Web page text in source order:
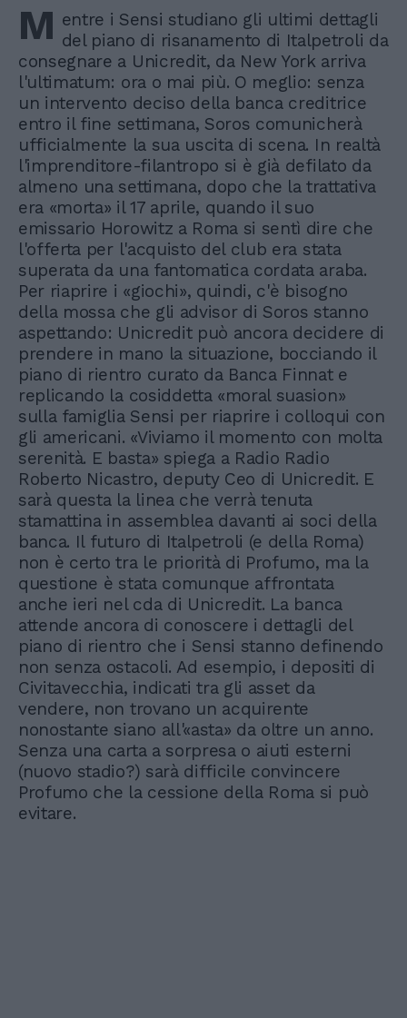
M entre i Sensi studiano gli ultimi dettagli
del piano di risanamento di Italpetroli da
consegnare a Unicredit, da New York arriva
l'ultimatum: ora o mai più. O meglio: senza
un intervento deciso della banca creditrice
entro il fine settimana, Soros comunicherà
ufficialmente la sua uscita di scena. In realtà
l'imprenditore-filantropo si è già defilato da
almeno una settimana, dopo che la trattativa
era «morta» il 17 aprile, quando il suo
emissario Horowitz a Roma si sentì dire che
l'offerta per l'acquisto del club era stata
superata da una fantomatica cordata araba.
Per riaprire i «giochi», quindi, c'è bisogno
della mossa che gli advisor di Soros stanno
aspettando: Unicredit può ancora decidere di
prendere in mano la situazione, bocciando il
piano di rientro curato da Banca Finnat e
replicando la cosiddetta «moral suasion»
sulla famiglia Sensi per riaprire i colloqui con
gli americani. «Viviamo il momento con molta
serenità. E basta» spiega a Radio Radio
Roberto Nicastro, deputy Ceo di Unicredit. E
sarà questa la linea che verrà tenuta
stamattina in assemblea davanti ai soci della
banca. Il futuro di Italpetroli (e della Roma)
non è certo tra le priorità di Profumo, ma la
questione è stata comunque affrontata
anche ieri nel cda di Unicredit. La banca
attende ancora di conoscere i dettagli del
piano di rientro che i Sensi stanno definendo
non senza ostacoli. Ad esempio, i depositi di
Civitavecchia, indicati tra gli asset da
vendere, non trovano un acquirente
nonostante siano all'«asta» da oltre un anno.
Senza una carta a sorpresa o aiuti esterni
(nuovo stadio?) sarà difficile convincere
Profumo che la cessione della Roma si può
evitare.